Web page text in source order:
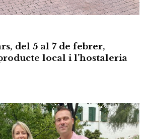
del 5 al 7 de febrer,
local i l’hostaleria